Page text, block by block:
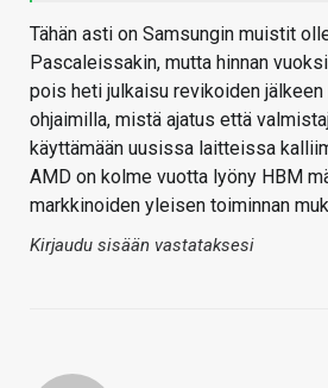
Tähän asti on Samsungin muistit
Pascaleissakin, mutta hinnan
pois heti julkaisu revikoiden
ohjaimilla, mistä ajatus että
käyttämään uusissa laitteissa
AMD on kolme vuotta lyöny HBM
markkinoiden yleisen toiminnan
Kirjaudu sisään vastataksesi